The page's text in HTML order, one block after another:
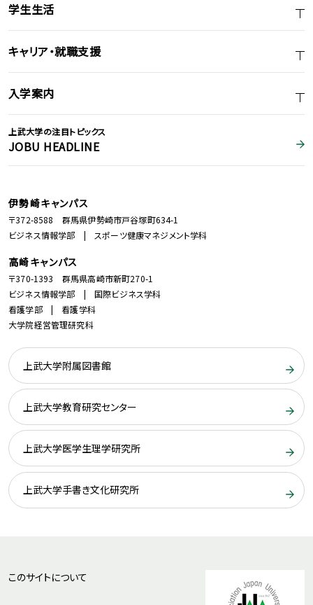
学生生活
キャリア・就職支援
入学案内
上武大学の注目トピックス
JOBU HEADLINE
伊勢崎キャンパス
〒372-8588 群馬県伊勢崎市戸谷塚町634-1
ビジネス情報学部 | スポーツ健康マネジメント学科
高崎キャンパス
〒370-1393 群馬県高崎市新町270-1
ビジネス情報学部 | 国際ビジネス学科
看護学部 | 看護学科
大学院経営管理研究科
上武大学附属図書館
上武大学教育研究センター
上武大学医学生理学研究所
上武大学手書き文化研究所
このサイトについて